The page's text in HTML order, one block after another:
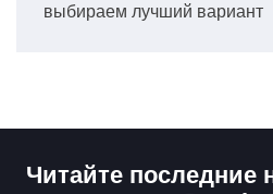
выбираем лучший вариант
Читайте последние